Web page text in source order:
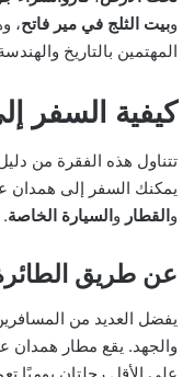
وبيت الثلج في مير فاتح،
المهتمين بالتاريخ
كيفية السفر
تتناول هذه الفقرة من
يمكنك السفر إلى
والقطار والسيارة الخاصة.
عن طريق
يفضل العديد من
على الأقل رحلتان يوميًا